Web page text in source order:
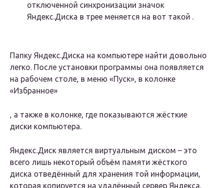
отключенной синхронизации значок
Яндекс.Диска в трее меняется на вот такой .
Папку Яндекс.Диска на компьютере найти довольно
легко. После установки программы она появляется
на рабочем столе, в меню «Пуск», в колонке
«Избранное»
, а также в колонке, где показываются жёсткие
диски компьютера.
Яндекс.Диск является виртуальным диском – это
всего лишь некоторый объём памяти жёсткого
диска отведённый для хранения той информации,
которая копируется на удалённый сервер Яндекса.